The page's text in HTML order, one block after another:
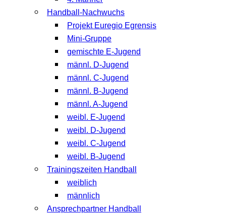
Handball-Nachwuchs
Projekt Euregio Egrensis
Mini-Gruppe
gemischte E-Jugend
männl. D-Jugend
männl. C-Jugend
männl. B-Jugend
männl. A-Jugend
weibl. E-Jugend
weibl. D-Jugend
weibl. C-Jugend
weibl. B-Jugend
Trainingszeiten Handball
weiblich
männlich
Ansprechpartner Handball